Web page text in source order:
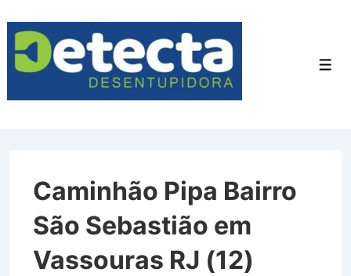
para
Conteúdo
Caminhão Pipa Bairro
São Sebastião em
Vassouras RJ (12)